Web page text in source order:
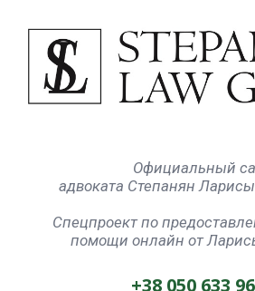
Официальный
адвоката Степанян
Спецпроект по
помощи онлайн от
+38 050 633